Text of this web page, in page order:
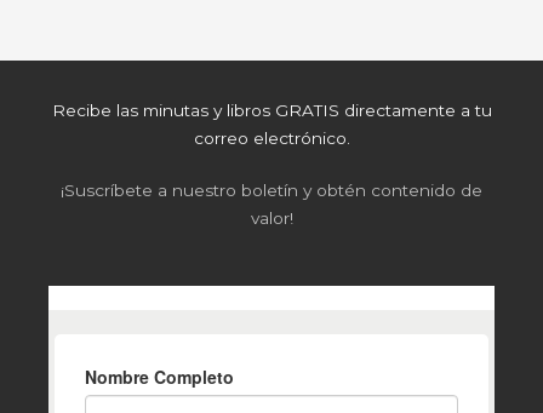
Recibe las minutas y libros GRATIS directamente a tu
correo electrónico.
¡Suscríbete a nuestro boletín y obtén contenido de
valor!